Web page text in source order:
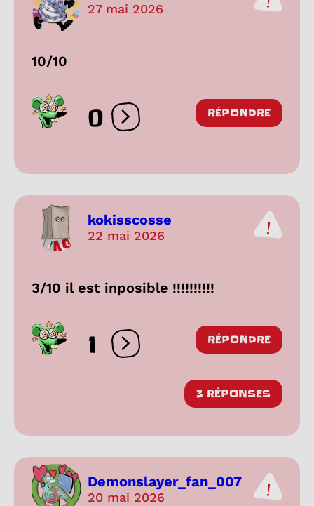
27 mai 2026
10/10
0 Ouvrir les réactions
RÉPONDRE
kokisscosse
22 mai 2026
3/10 il est inposible !!!!!!!!!!
1 Ouvrir les réactions
RÉPONDRE
3 RÉPONSES
Demonslayer_fan_007
20 mai 2026